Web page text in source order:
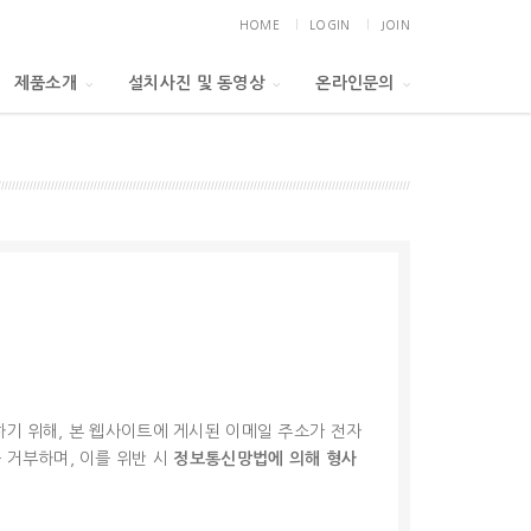
HOME LOGIN JOIN
제품소개 설치사진 및 동영상 온라인문의
위해, 본 웹사이트에 게시된 이메일 주소가 전자
부하며, 이를 위반 시 정보통신망법에 의해 형사